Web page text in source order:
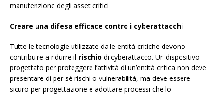
manutenzione degli asset critici.
Creare una difesa efficace contro i cyberattacchi
Tutte le tecnologie utilizzate dalle entità critiche devono
contribuire a ridurre il rischio di cyberattacco. Un dispositivo
progettato per proteggere l’attività di un’entità critica non deve
presentare di per sé rischi o vulnerabilità, ma deve essere
sicuro per progettazione e adottare processi che lo